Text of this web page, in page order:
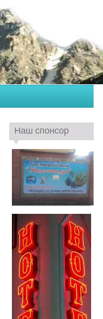
Наш спонсор